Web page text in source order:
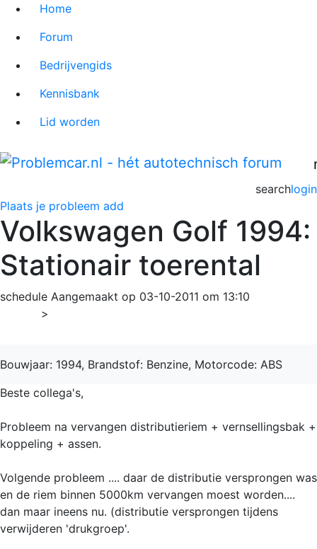
Home
Forum
Bedrijvengids
Kennisbank
Lid worden
login
search
Plaats je probleem add
Volkswagen Golf 1994:
Stationair toerental
schedule Aangemaakt op 03-10-2011 om 13:10
>
Bouwjaar: 1994, Brandstof: Benzine, Motorcode: ABS
Beste collega's,
Probleem na vervangen distributieriem + vernsellingsbak +
koppeling + assen.
Volgende probleem .... daar de distributie versprongen was
en de riem binnen 5000km vervangen moest worden....
dan maar ineens nu. (distributie versprongen tijdens
verwijderen 'drukgroep'.